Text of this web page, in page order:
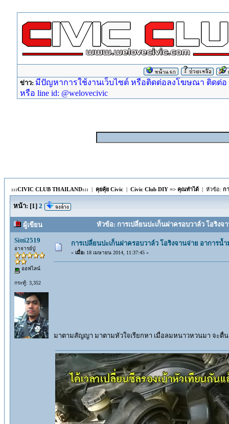
ข่าว: มีปัญหาการใช้งานเว็บไซต์ หรือติดต่อลงโฆษณา ติดต่อ
หรือ line id: @welovecivic
:::CIVIC CLUB THAILAND::: | คุยคุ้ย Civic | Civic Club DIY => คุณทำได้ | หัวข้อ: ก
หน้า: [1] 2
ผู้เขียน หัวข้อ: การเปลี่ยนปะเก็นฝาครอบวาล์ว โอริง
Sitti2519
อาจารย์ปู่
ออฟไลน์
กระทู้: 3,352
การเปลี่ยนปะเก็นฝาครอบวาล์ว โอริงจานจ่าย อาการน้
« เมื่อ: 18 เมษายน 2014, 11:37:45 »
มาตามสัญญา มาตามหัวใจเรียกหา เมื่อลมหนาวหวนมา จะตื่น